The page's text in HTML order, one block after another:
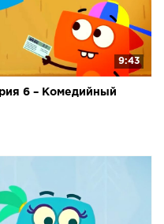
9:43
6 – Комедийный